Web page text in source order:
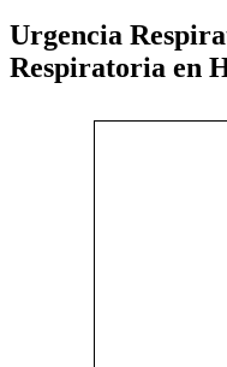
Urgencia
Respiratoria en